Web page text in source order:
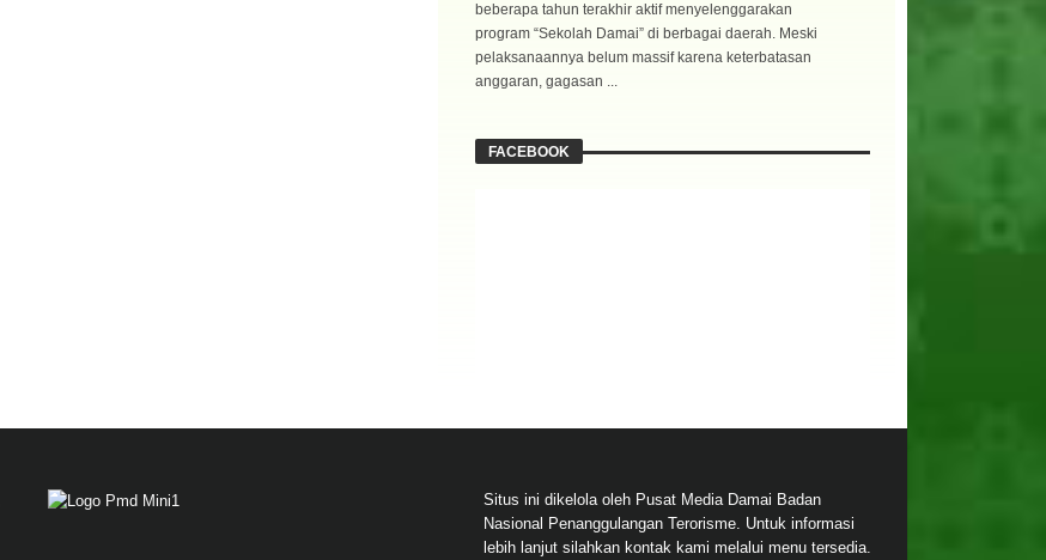
beberapa tahun terakhir aktif menyelenggarakan
program “Sekolah Damai” di berbagai daerah. Meski
pelaksanaannya belum massif karena keterbatasan
anggaran, gagasan ...
FACEBOOK
Situs ini dikelola oleh Pusat Media Damai Badan
Nasional Penanggulangan Terorisme. Untuk informasi
lebih lanjut silahkan kontak kami melalui menu tersedia.